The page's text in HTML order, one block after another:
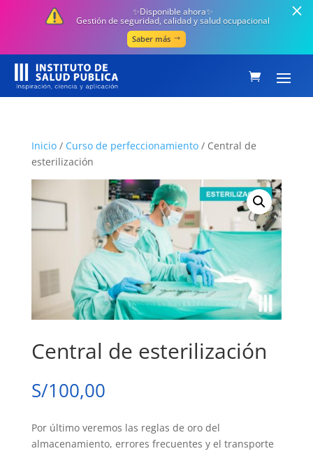
✨Disponible ahora✨
Gestión de seguridad, calidad y salud ocupacional
Saber más
Inicio/ Curso de perfeccionamiento/ Central de
esterilización
Central de esterilización
S/100,00
Por último veremos las reglas de oro del
almacenamiento, errores frecuentes y el transporte